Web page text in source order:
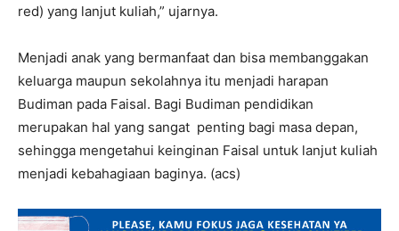
red) yang lanjut kuliah,” ujarnya.
Menjadi anak yang bermanfaat dan bisa membanggakan
keluarga maupun sekolahnya itu menjadi harapan
Budiman pada Faisal. Bagi Budiman pendidikan
merupakan hal yang sangat penting bagi masa depan,
sehingga mengetahui keinginan Faisal untuk lanjut kuliah
menjadi kebahagiaan baginya. (acs)